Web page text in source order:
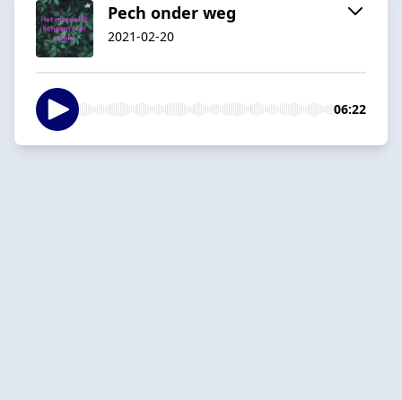
Pech onder weg
2021-02-20
06:22